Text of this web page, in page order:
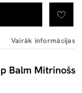
Vairāk informācijas
Balm Mitrinošs